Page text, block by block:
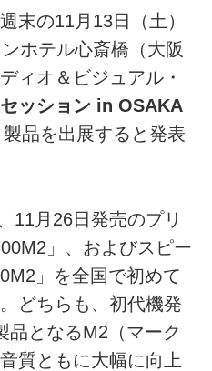
末の11月13日（土）
ホテル心斎橋（大阪
ィオ＆ビジュアル・
セッション in OSAKA
品を出展すると発表
11月26日発売のプリ
」、およびスピー
」を全国で初めて
どちらも、初代機発
品となるM2（マーク
質ともに大幅に向上